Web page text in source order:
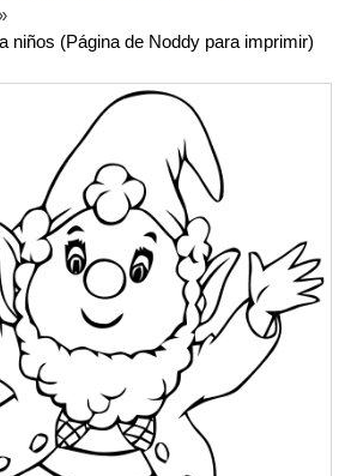
niños (Página de Noddy para imprimir)